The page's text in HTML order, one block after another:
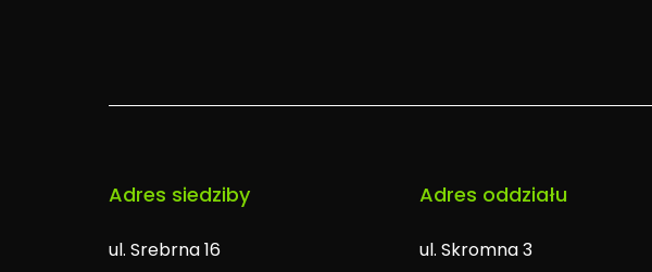
Adres siedziby
ul. Srebrna 16
Adres oddziału
ul. Skromna 3